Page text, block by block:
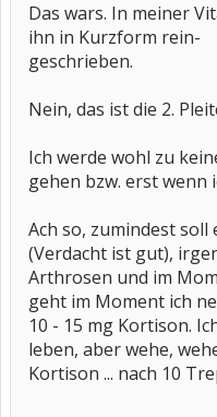
Das wars. In meiner
ihn in Kurzform rein-
geschrieben.
Nein, das ist die 2.
Ich werde wohl zu
gehen bzw. erst wenn
Ach so, zumindest soll
(Verdacht ist gut),
Arthrosen und im
geht im Moment ich
10 - 15 mg Kortison.
leben, aber wehe,
Kortison ... nach 10